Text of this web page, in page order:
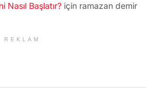
Nasıl Başlatır? için ramazan demir
REKLAM